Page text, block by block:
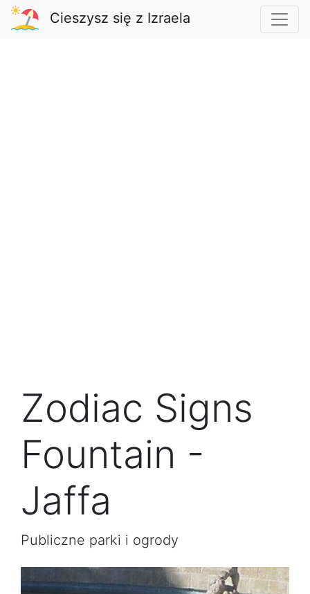
Cieszysz się z Izraela
Zodiac Signs
Fountain -
Jaffa
Publiczne parki i ogrody